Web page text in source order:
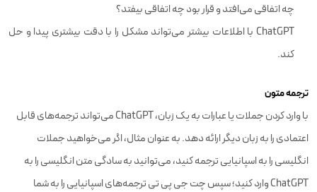
چه اتفاقی می‌افتد و قرار بود چه اتفاقی بیفتد؟
ChatGPT با اطلاعات بیشتر می‌تواند مشکل را با دقت بیشتری پیدا و حل
کند.
ترجمه‌ متون
با وارد کردن جملات یا عبارات به یک زبان، ChatGPT می‌تواند ترجمه‌های قابل
اعتمادی را به زبان دیگر ارائه دهد. به عنوان مثال، اگر می‌خواهید جملات
انگلیسی را به اسپانیایی ترجمه کنید، می‌توانید به سادگی متن انگلیسی را به
ChatGPT وارد کنید؛ سپس چت جی پی تی ترجمه‌های اسپانیایی را به شما